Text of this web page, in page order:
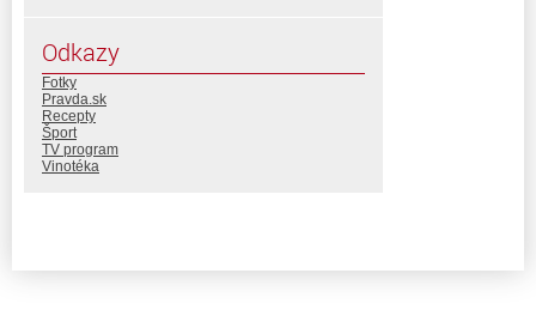
Odkazy
Fotky
Pravda.sk
Recepty
Šport
TV program
Vinotéka